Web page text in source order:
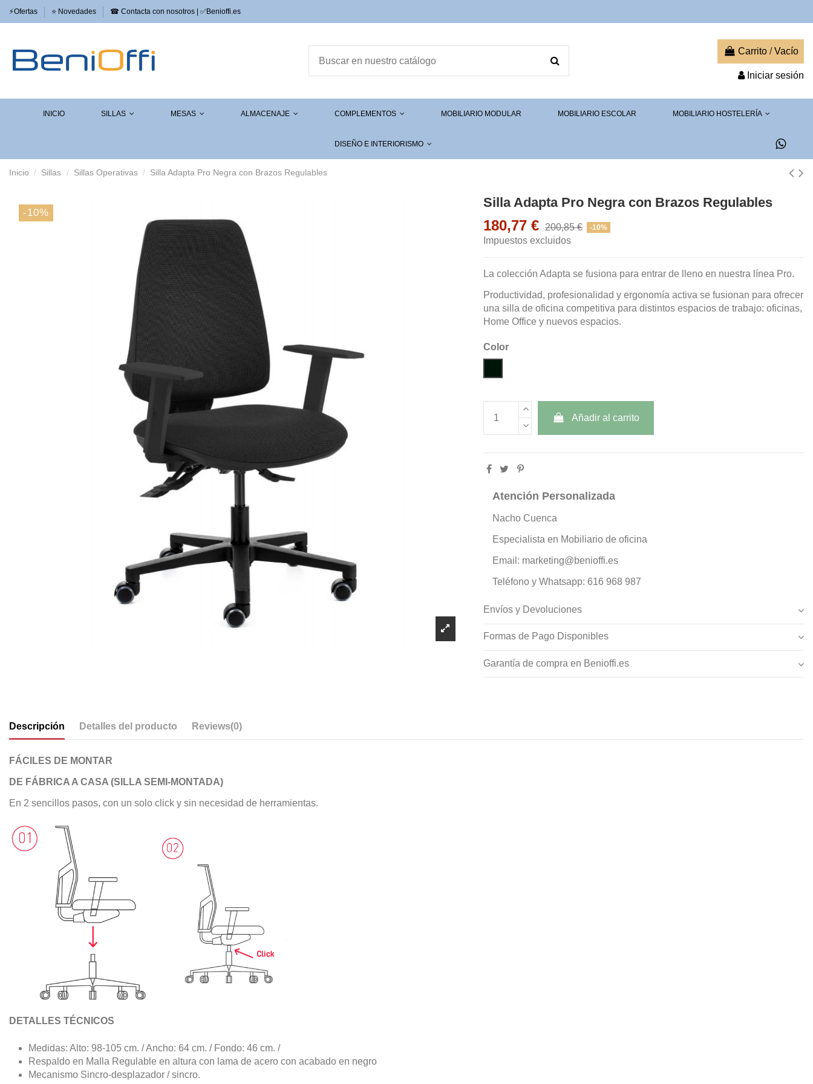
⚡​Ofertas ⭐​ Novedades ☎ Contacta con nosotros | ✅Benioffi.es
Carrito /Vacío
Iniciar sesión
INICIO SILLAS MESAS ALMACENAJE COMPLEMENTOS MOBILIARIO MODULAR MOBILIARIO ESCOLAR MOBILIARIO HOSTELERÍA
DISEÑO E INTERIORISMO
Inicio Sillas Sillas Operativas Silla Adapta Pro Negra con Brazos Regulables
-10%
Silla Adapta Pro Negra con Brazos Regulables
180,77 € 200,85 € -10%
Impuestos excluidos
La colección Adapta se fusiona para entrar de lleno en nuestra línea Pro.
Productividad, profesionalidad y ergonomía activa se fusionan para ofrecer
una silla de oficina competitiva para distintos espacios de trabajo: oficinas,
Home Office y nuevos espacios.
Color
Añadir al carrito
Atención Personalizada
Nacho Cuenca
Especialista en Mobiliario de oficina
Email: marketing@benioffi.es
Teléfono y Whatsapp: 616 968 987
Envíos y Devoluciones
Formas de Pago Disponibles
Garantía de compra en Benioffi.es
Descripción Detalles del producto Reviews(0)
FÁCILES DE MONTAR
DE FÁBRICA A CASA (SILLA SEMI-MONTADA)
En 2 sencillos pasos, con un solo click y sin necesidad de herramientas.
DETALLES TÉCNICOS
Medidas: Alto: 98-105 cm. / Ancho: 64 cm. / Fondo: 46 cm. /
Respaldo en Malla Regulable en altura con lama de acero con acabado en negro
Mecanismo Sincro-desplazador / sincro.